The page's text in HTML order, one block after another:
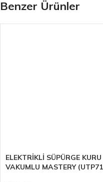
Benzer Ürünler
ELEKTRİKLİ SÜPÜRGE KURU
VAKUMLU MASTERY